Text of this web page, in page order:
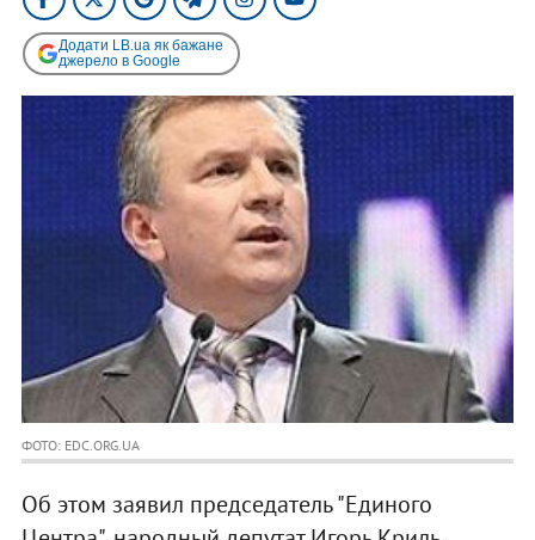
Додати LB.ua як бажане
джерело в Google
ФОТО: EDC.ORG.UA
Об этом заявил председатель "Единого